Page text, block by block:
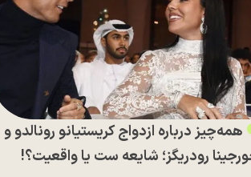
همه‌چیز درباره ازدواج کریستیانو رونالدو و
رودریگز؛ شایعه ست یا واقعیت؟!